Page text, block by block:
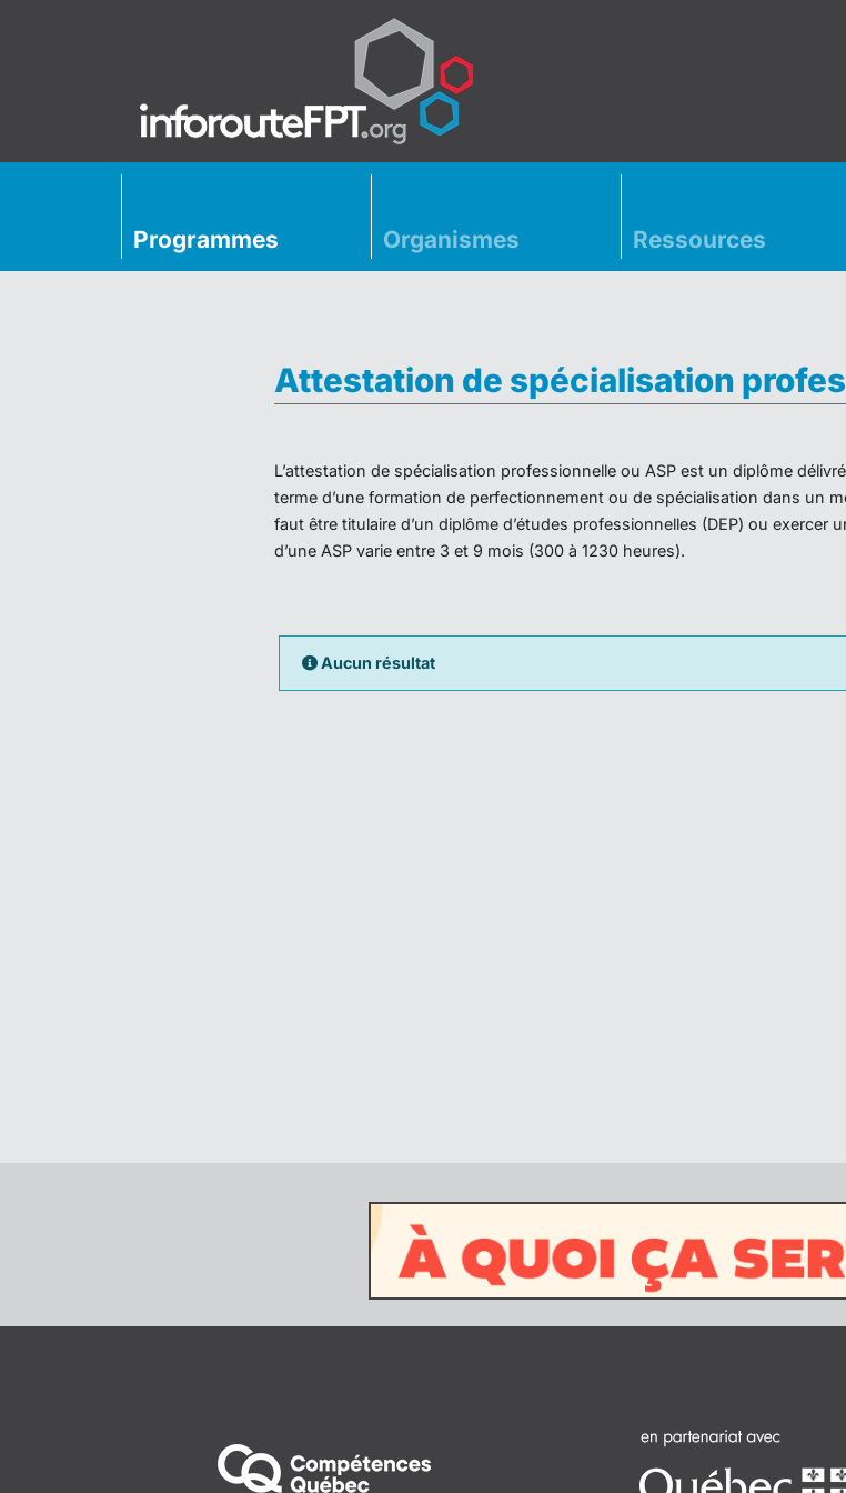
Programmes Organismes Ressources
Attestation de spécialisation
L’attestation de spécialisation professionnelle ou ASP est un diplôme
terme d’une formation de perfectionnement ou de spécialisation dans un
faut être titulaire d’un diplôme d’études professionnelles (DEP) ou exercer
d’une ASP varie entre 3 et 9 mois (300 à 1230 heures).
Aucun résultat